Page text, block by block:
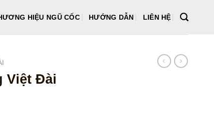
HIỆU NGŨ CỐC HƯỚNG DẪN LIÊN HỆ
Việt Đài